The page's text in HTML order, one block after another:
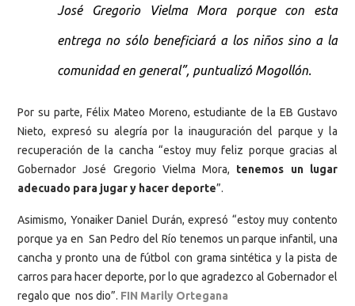
José Gregorio Vielma Mora porque con esta
entrega no sólo beneficiará a los niños sino a la
comunidad en general”, puntualizó Mogollón.
Por su parte, Félix Mateo Moreno, estudiante de la EB Gustavo
Nieto, expresó su alegría por la inauguración del parque y la
recuperación de la cancha “estoy muy feliz porque gracias al
Gobernador José Gregorio Vielma Mora, tenemos un lugar
adecuado para jugar y hacer deporte”.
Asimismo, Yonaiker Daniel Durán, expresó “estoy muy contento
porque ya en San Pedro del Río tenemos un parque infantil, una
cancha y pronto una de fútbol con grama sintética y la pista de
carros para hacer deporte, por lo que agradezco al Gobernador el
regalo que nos dio”. FIN Marily Ortegana